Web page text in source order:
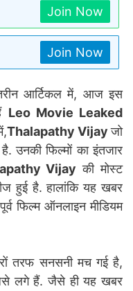
Join Now
Join Now
आर्टिकल में, आज इस
Leo Movie Leaked
Thalapathy Vijayजो
उनकी फिल्मों का इंतजार
Vijay की मोस्ट
हुई है. हालांकि यह खबर
फिल्म ऑनलाइन मीडियम
तरफ सनसनी मच गई है,
लगे हैं. जैसे ही यह खबर